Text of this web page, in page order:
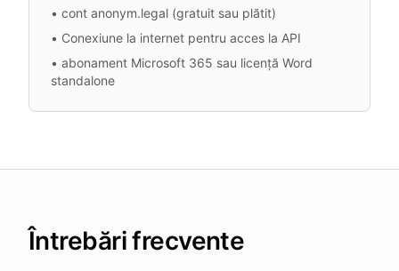
• cont anonym.legal (gratuit sau plătit)
• Conexiune la internet pentru acces la API
• abonament Microsoft 365 sau licență Word
standalone
Întrebări frecvente